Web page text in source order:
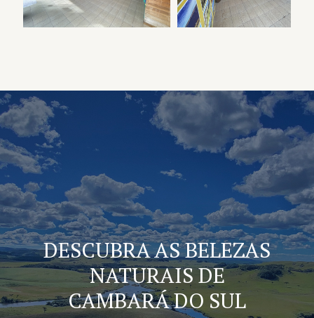
DESCUBRA AS BELEZAS
NATURAIS DE
CAMBARÁ DO SUL